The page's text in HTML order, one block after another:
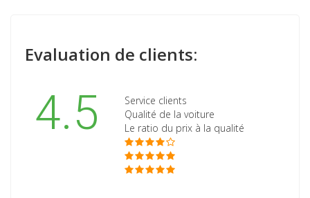
Evaluation de clients:
4.5
Service clients
Qualité de la voiture
Le ratio du prix à la qualité